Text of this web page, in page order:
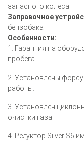
запасного колеса
Заправочное
бензобака
Особенности:
1. Гарантия на
пробега
2. Установлены
работы.
3. Установлен
очистки газа
4. Редуктор Silver S6